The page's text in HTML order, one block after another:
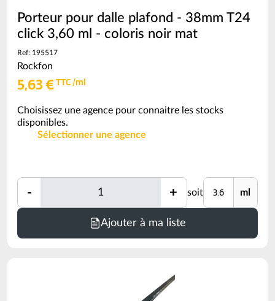
Porteur pour dalle plafond - 38mm T24
click 3,60 ml - coloris noir mat
Ref: 195517
Rockfon
5,63 €TTC /ml
Choisissez une agence pour connaitre les stocks
disponibles.
Sélectionner une agence
- Quantité + soit Unité ml
Ajouter à ma liste
Minimum